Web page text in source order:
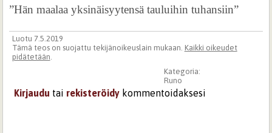
”Hän maalaa yksinäisyytensä tauluihin tuhansiin”
Luotu 7.5.2019
Tämä teos on suojattu tekijänoikeuslain mukaan. Kaikki oikeudet
pidätetään.
Kategoria:
Runo
Kirjaudu tai rekisteröidy kommentoidaksesi